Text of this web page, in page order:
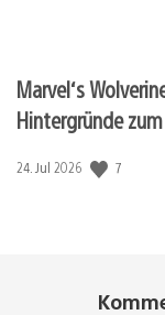
Marvel‘s
Hintergründe
Veröffentlichungsdatum:
24. Jul 2026 7